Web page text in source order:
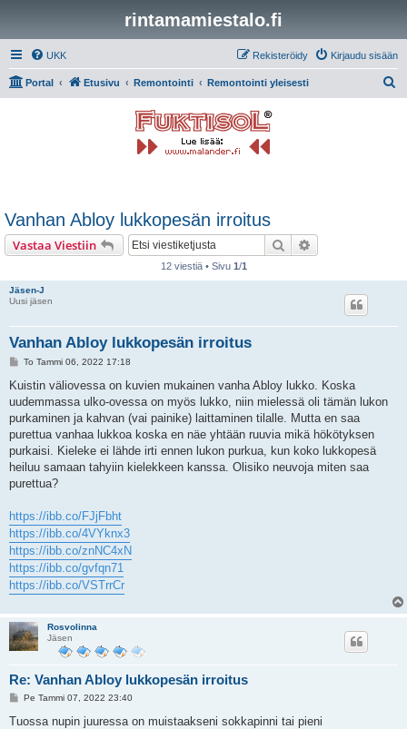
rintamamiestalo.fi
UKK Kirjaudu sisään
Rekisteröidy
Portal Etusivu Remontointi Remontointi yleisesti
Vanhan Abloy lukkopesän irroitus
Vastaa Viestiin Etsi
12 viestiä • Sivu 1/1
Jäsen-J
Uusi jäsen
Vanhan Abloy lukkopesän irroitus
V
e
t
i
To Tammi 06, 2022 17:18
Kuistin väliovessa on kuvien mukainen vanha Abloy lukko. Koska
uudemmassa ulko-ovessa on myös lukko, niin mielessä oli tämän lukon
purkaminen ja kahvan (vai painike) laittaminen tilalle. Mutta en saa
purettua vanhaa lukkoa koska en näe yhtään ruuvia mikä hökötyksen
purkaisi. Kieleke ei lähde irti ennen lukon purkua, kun koko lukkopesä
heiluu samaan tahyiin kielekkeen kanssa. Olisiko neuvoja miten saa
purettua?
https://ibb.co/FJjFbht
https://ibb.co/4VYknx3
https://ibb.co/znNC4xN
https://ibb.co/gvfqn71
https://ibb.co/VSTrrCr
Rosvolinna
Jäsen
Re: Vanhan Abloy lukkopesän irroitus
V
e
Pe Tammi 07, 2022 23:40
Tuossa nupin juuressa on muistaakseni sokkapinni tai pieni